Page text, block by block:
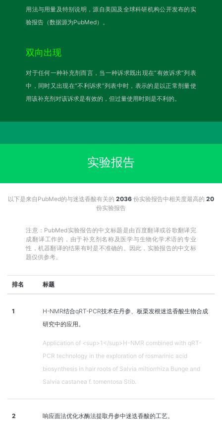
用法与用量及特别说明，源自美国及全球科研机构公开发布的实
验报告（数据源为PubMed）。
双向出现
对于任何一种补充剂而言，当一种诉求既出现在“有效诉求”列表
中，同时又出现在“不利诉求”列表中时，表示的是以正常剂量使
用该补充剂对该诉求是有效的，但过量使用时则是不利的。
实验报告
以下是来自PubMed的与迷迭香酸有关的 2036 份实验报告中相关度最高的 20
份实验报告
注意：PubMed实验报告的中文标题是由百度翻译或谷歌翻译完
成翻译工作的，由于补充剂名称及医学与生物化学术语的专业
性，机器翻译的结果有时是不准确的。因此，实验报告的中文标
题仅供参考。
排名 标题
1
H-NMR结合qRT-PCR技术在丹参、板栗发根迷迭香酸生物合成
研究中的应用。
Application of <sup>1</sup>H-NMR combined with qRT-
PCR technology in the exploration of rosmarinic acid
biosynthesis in hair roots of Salvia miltiorrhiza Bunge and
Salvia castanea f. tomentosa Stib.
2 响应面法优化水酶法提取丹参中迷迭香酸的工艺。